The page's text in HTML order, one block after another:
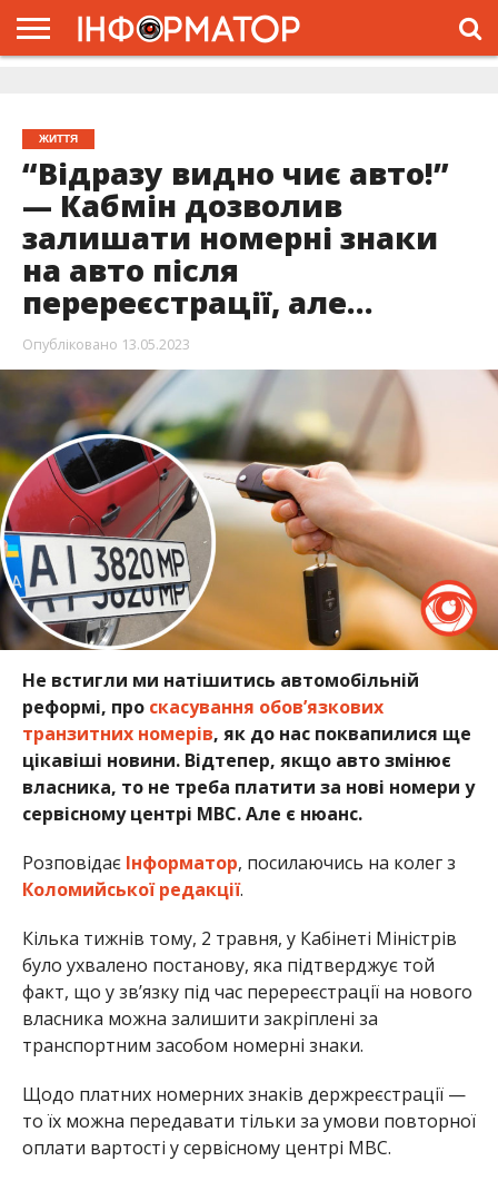
ЖИТТЯ
“Відразу видно чиє авто!”
— Кабмін дозволив
залишати номерні знаки
на авто після
перереєстрації, але…
Опубліковано 13.05.2023
Не встигли ми натішитись автомобільній
реформі, про скасування обов’язкових
транзитних номерів, як до нас поквапилися ще
цікавіші новини. Відтепер, якщо авто змінює
власника, то не треба платити за нові номери у
сервісному центрі МВС. Але є нюанс.
РозповідаєІнформатор, посилаючись на колег з
Коломийської редакції.
Кілька тижнів тому, 2 травня, у Кабінеті Міністрів
було ухвалено постанову, яка підтверджує той
факт, що у зв’язку під час перереєстрації на нового
власника можна залишити закріплені за
транспортним засобом номерні знаки.
Щодо платних номерних знаків держреєстрації —
то їх можна передавати тільки за умови повторної
оплати вартості у сервісному центрі МВС.